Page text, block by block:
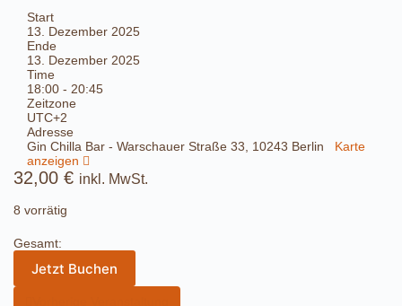
Start
13. Dezember 2025
Ende
13. Dezember 2025
Time
18:00 - 20:45
Zeitzone
UTC+2
Adresse
Gin Chilla Bar - Warschauer Straße 33, 10243 Berlin Karte
anzeigen
32,00 € inkl. MwSt.
8 vorrätig
Gesamt:
Jetzt Buchen